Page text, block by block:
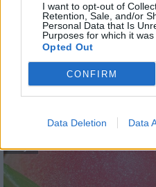
I want to opt-out of
Retention, Sale, and/or
Personal Data that Is
Purposes for which it was
Opted Out
CONFIRM
Data Deletion Data
Csökkenti Józsefváros az
Helyi